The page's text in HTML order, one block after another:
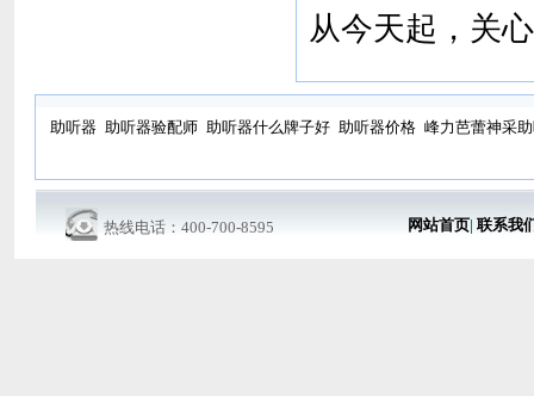
从今天起，关
助听器 助听器验配师 助听器什么牌子好 助听器价格 峰力芭蕾神采
热线电话：400-700-8595 网站首页| 联系我